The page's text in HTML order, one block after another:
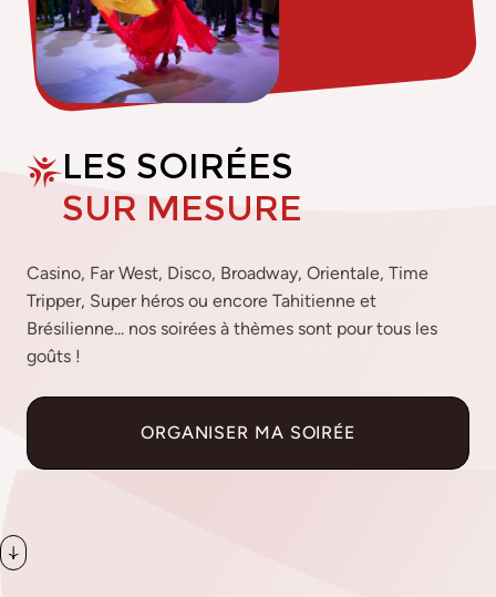
LES SOIRÉES
SUR MESURE
Casino, Far West, Disco, Broadway, Orientale, Time
Tripper, Super héros ou encore Tahitienne et
Brésilienne... nos soirées à thèmes sont pour tous les
goûts !
ORGANISER MA SOIRÉE